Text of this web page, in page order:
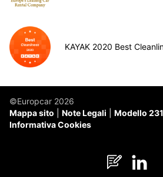
KAYAK 2020 Best
©Europcar 2026
Mappa sito
Note Legali
Modello
Informativa Cookies